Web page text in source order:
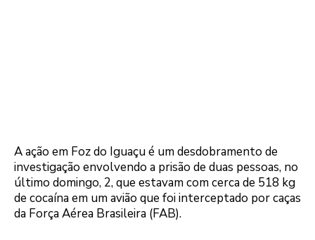
A ação em Foz do Iguaçu é um desdobramento de
investigação envolvendo a prisão de duas pessoas, no
último domingo, 2, que estavam com cerca de 518 kg
de cocaína em um avião que foi interceptado por caças
da Força Aérea Brasileira (FAB).